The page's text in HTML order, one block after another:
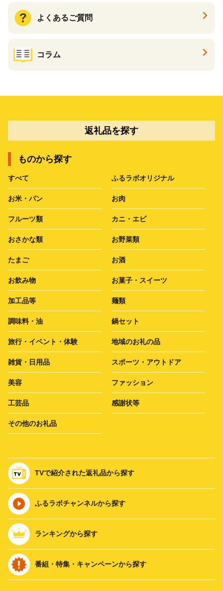
よくあるご質問
コラム
返礼品を探す
ものから探す
すべて ふるラボオリジナル
お米・パン お肉
フルーツ類 カニ・エビ
おさかな類 お野菜類
たまご お酒
お飲み物 お菓子・スイーツ
加工品等 麺類
調味料・油 鍋セット
旅行・イベント・体験 地域のお礼の品
雑貨・日用品 スポーツ・アウトドア
美容 ファッション
工芸品 感謝状等
その他のお礼品
TVで紹介された返礼品から探す
ふるラボチャンネルから探す
ランキングから探す
番組・特集・キャンペーンから探す